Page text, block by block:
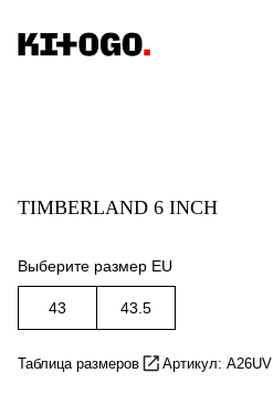
TIMBERLAND 6 INCH
Выберите размер EU
43 43.5
Таблица размеров Артикул: A26UV